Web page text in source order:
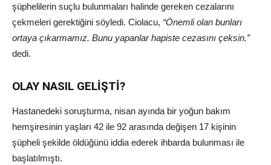
şüphelilerin suçlu bulunmaları halinde gereken cezalarını
çekmeleri gerektiğini söyledi. Ciolacu, “Önemli olan bunları
ortaya çıkarmamız. Bunu yapanlar hapiste cezasını çeksin.”
dedi.
OLAY NASIL GELİŞTİ?
Hastanedeki soruşturma, nisan ayında bir yoğun bakım
hemşiresinin yaşları 42 ile 92 arasında değişen 17 kişinin
şüpheli şekilde öldüğünü iddia ederek ihbarda bulunması ile
başlatılmıştı.